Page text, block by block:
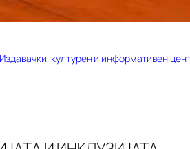
Издавачки, културен и информативен